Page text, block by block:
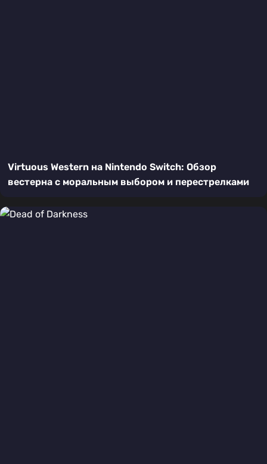
Virtuous Western на Nintendo Switch: Обзор
вестерна с моральным выбором и перестрелками